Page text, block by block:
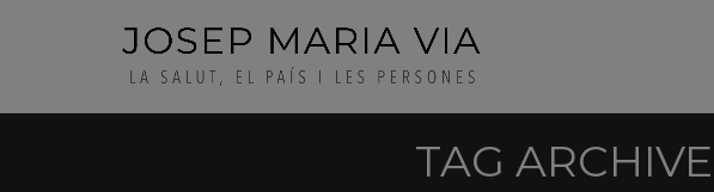
TAG